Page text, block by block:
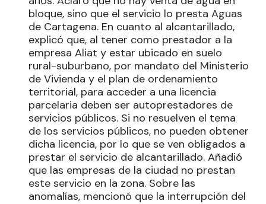
bloque, sino que el servicio lo presta Aguas
de Cartagena. En cuanto al alcantarillado,
explicó que, al tener como prestador a la
empresa Aliat y estar ubicado en suelo
rural-suburbano, por mandato del Ministerio
de Vivienda y el plan de ordenamiento
territorial, para acceder a una licencia
parcelaria deben ser autoprestadores de
servicios públicos. Si no resuelven el tema
de los servicios públicos, no pueden obtener
dicha licencia, por lo que se ven obligados a
prestar el servicio de alcantarillado. Añadió
que las empresas de la ciudad no prestan
este servicio en la zona. Sobre las
anomalías, mencionó que la interrupción del